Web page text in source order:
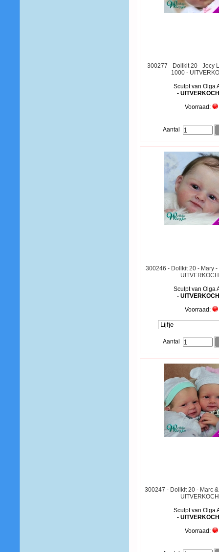
300277 - Dollkit 20 - Jocy
1000 -
Sculpt van Olga
-
Voorraad:
Aantal
300246 - Dollkit 20 - Mary
Sculpt van Olga
-
Voorraad:
Aantal
300247 - Dollkit 20 - Marc
Sculpt van Olga
-
Voorraad: